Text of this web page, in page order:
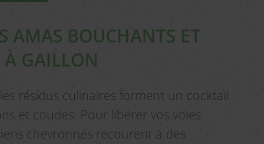
AMAS BOUCHANTS ET
À GAILLON
résidus culinaires forment un cocktail
et coudes. Pour libérer vos voies
chevronnés recourent à des